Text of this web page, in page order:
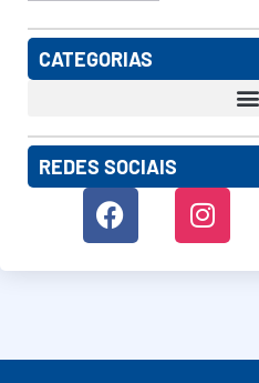
CATEGORIAS
REDES SOCIAIS